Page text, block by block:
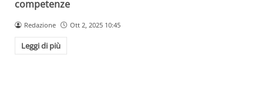
competenze
Redazione Ott 2, 2025 10:45
Leggi di più